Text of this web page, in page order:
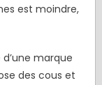
est moindre,
marque
des cous et